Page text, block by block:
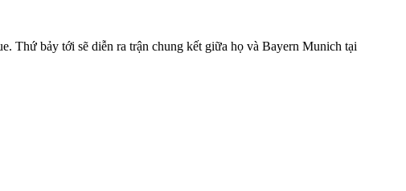
Thứ bảy tới sẽ diễn ra trận chung kết giữa họ và Bayern Munich tại